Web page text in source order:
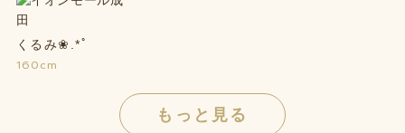
くるみ❀.*ﾟ
160cm
もっと見る